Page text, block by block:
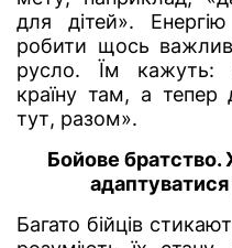
для дітей».
робити щось
русло. Їм кажуть:
країну там, а тепер
тут, разом».
Бойове братство.
Багато бійців